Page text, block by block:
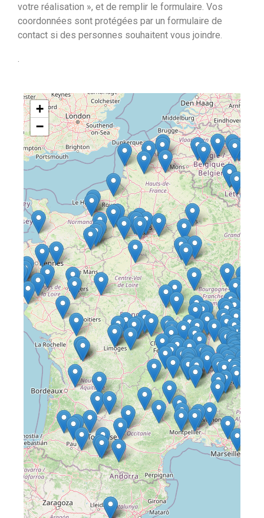
votre réalisation », et de remplir le formulaire. Vos
coordonnées sont protégées par un formulaire de
contact si des personnes souhaitent vous joindre.
.
+
−